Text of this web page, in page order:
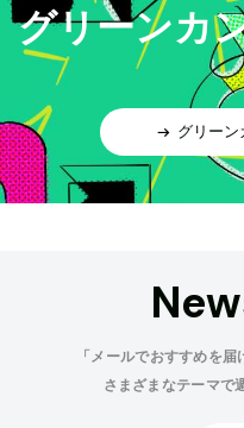
グリーンカ
グリーン
「メールでおすすめを
さまざまなテーマで